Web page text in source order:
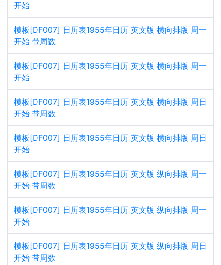
开始
模板[DF007] 日历表1955年日历 英文版 横向排版 周一
开始 带周数
模板[DF007] 日历表1955年日历 英文版 横向排版 周一
开始
模板[DF007] 日历表1955年日历 英文版 横向排版 周日
开始 带周数
模板[DF007] 日历表1955年日历 英文版 横向排版 周日
开始
模板[DF007] 日历表1955年日历 英文版 纵向排版 周一
开始 带周数
模板[DF007] 日历表1955年日历 英文版 纵向排版 周一
开始
模板[DF007] 日历表1955年日历 英文版 纵向排版 周日
开始 带周数